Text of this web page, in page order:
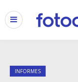
INFORMES